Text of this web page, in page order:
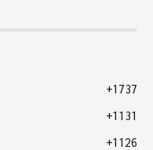
+1737
+1131
+1126